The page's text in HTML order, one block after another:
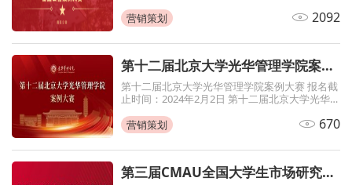
学院主办的，面向全国普通高等院校在读本科生
的全国性公共管理类案例大赛。 大赛自2017年创
立以来，始终秉持培养学生求是为公，知
营销策划 2092
第十二届北京大学光华管理学院案例大赛
第十二届北京大学光华管理学院案例大赛 报名截
止时间：2024年2月2日 第十二届北京大学光华
赛分为初赛、决赛两个阶段，初赛以线上形式开
展，决赛以线下形式在北京大学校内举行。共设
有金融分析、企业管理两个组别
营销策划 670
第三届CMAU全国大学生市场研究与商业策划大赛